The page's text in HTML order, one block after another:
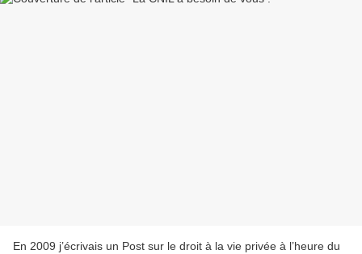
En 2009 j’écrivais un Post sur le droit à la vie privée à l’heure du